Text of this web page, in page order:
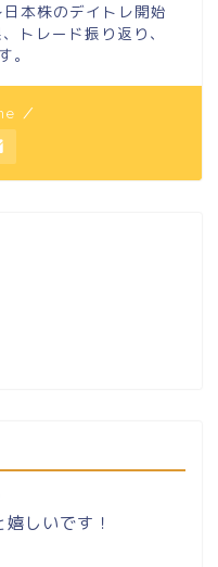
本株のデイトレ開始
トレード振り返り、
。
／
しいです！